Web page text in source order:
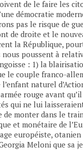
de le faire les
démocratie
pas le risque de
de droite et le
la République,
poussent à
: 1) la
le couple franco-
naturel
rouge avant qu’il
qui ne lui
de monter dans le
et monétaire de
européiste,
Meloni que sa